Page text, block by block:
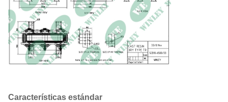
Aumento de
temperatura
100
Características estándar